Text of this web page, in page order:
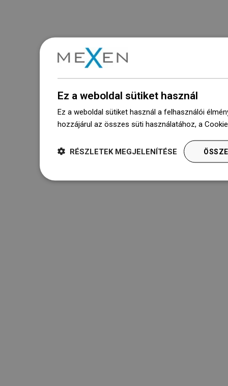
Ez a weboldal sütiket használ
Ez a weboldal sütiket használ a felhasználói
hozzájárul az összes süti használatához, a
RÉSZLETEK MEGJELENÍTÉSE